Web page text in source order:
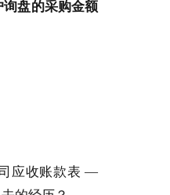
盘的采购金额
应收账款表 —